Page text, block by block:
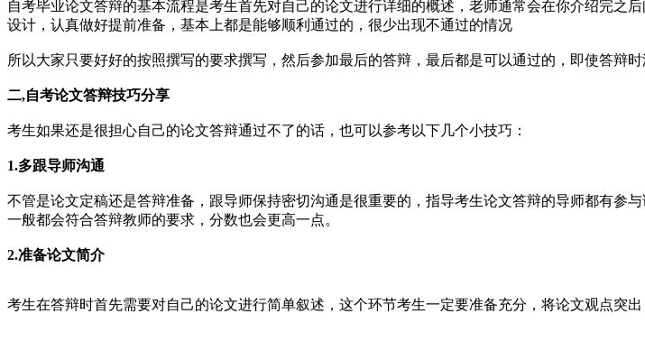
自考毕业论文答辩的基本流程是考生首先对自己的论文进行详细的概述，老师通常会在你介绍完之
设计，认真做好提前准备，基本上都是能够顺利通过的，很少出现不通过的情况
所以大家只要好好的按照撰写的要求撰写，然后参加最后的答辩，最后都是可以通过的，即使答辩
二,自考论文答辩技巧分享
考生如果还是很担心自己的论文答辩通过不了的话，也可以参考以下几个小技巧：
1.多跟导师沟通
不管是论文定稿还是答辩准备，跟导师保持密切沟通是很重要的，指导考生论文答辩的导师都有参
一般都会符合答辩教师的要求，分数也会更高一点。
2.准备论文简介
考生在答辩时首先需要对自己的论文进行简单叙述，这个环节考生一定要准备充分，将论文观点突